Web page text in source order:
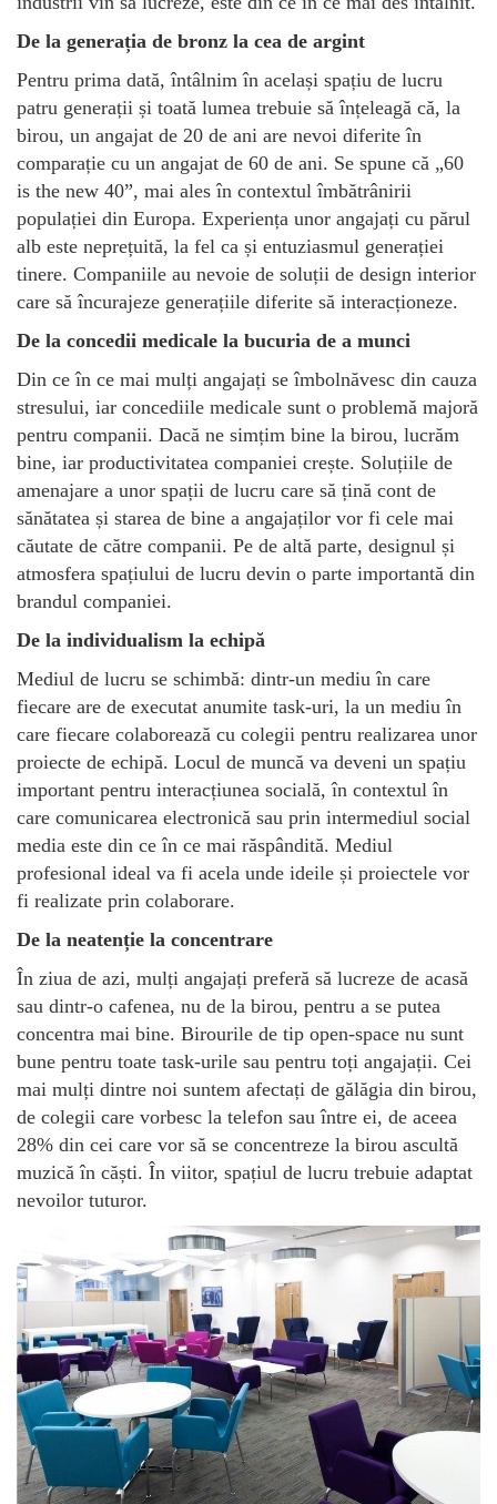
De la generația de bronz la cea de argint
Pentru prima dată, întâlnim în același spațiu de lucru
patru generații și toată lumea trebuie să înțeleagă că, la
birou, un angajat de 20 de ani are nevoi diferite în
comparație cu un angajat de 60 de ani. Se spune că „60
is the new 40”, mai ales în contextul îmbătrânirii
populației din Europa. Experiența unor angajați cu părul
alb este neprețuită, la fel ca și entuziasmul generației
tinere. Companiile au nevoie de soluții de design interior
care să încurajeze generațiile diferite să interacționeze.
De la concedii medicale la bucuria de a munci
Din ce în ce mai mulți angajați se îmbolnăvesc din cauza
stresului, iar concediile medicale sunt o problemă majoră
pentru companii. Dacă ne simțim bine la birou, lucrăm
bine, iar productivitatea companiei crește. Soluțiile de
amenajare a unor spații de lucru care să țină cont de
sănătatea și starea de bine a angajaților vor fi cele mai
căutate de către companii. Pe de altă parte, designul și
atmosfera spațiului de lucru devin o parte importantă din
brandul companiei.
De la individualism la echipă
Mediul de lucru se schimbă: dintr-un mediu în care
fiecare are de executat anumite task-uri, la un mediu în
care fiecare colaborează cu colegii pentru realizarea unor
proiecte de echipă. Locul de muncă va deveni un spațiu
important pentru interacțiunea socială, în contextul în
care comunicarea electronică sau prin intermediul social
media este din ce în ce mai răspândită. Mediul
profesional ideal va fi acela unde ideile și proiectele vor
fi realizate prin colaborare.
De la neatenție la concentrare
În ziua de azi, mulți angajați preferă să lucreze de acasă
sau dintr-o cafenea, nu de la birou, pentru a se putea
concentra mai bine. Birourile de tip open-space nu sunt
bune pentru toate task-urile sau pentru toți angajații. Cei
mai mulți dintre noi suntem afectați de gălăgia din birou,
de colegii care vorbesc la telefon sau între ei, de aceea
28% din cei care vor să se concentreze la birou ascultă
muzică în căști. În viitor, spațiul de lucru trebuie adaptat
nevoilor tuturor.